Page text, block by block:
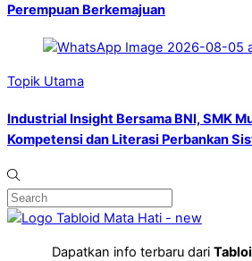
Perempuan Berkemajuan
Topik Utama
Industrial Insight Bersama BNI, SMK
Kompetensi dan Literasi Perbankan
Dapatkan info terbaru dari